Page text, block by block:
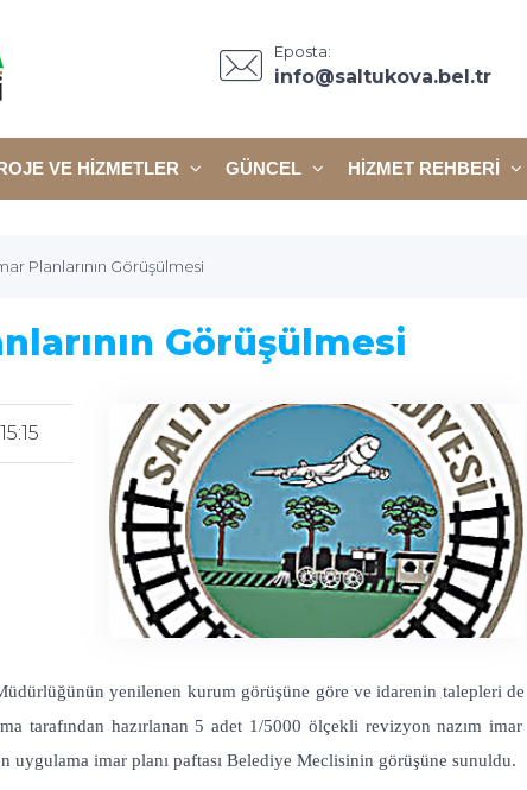
Eposta:
info@saltukova.bel.tr
VE HIZMETLER GÜNCEL HIZMET REHBERI
Planlarının Görüşülmesi
Görüşülmesi
yenilenen kurum görüşüne göre ve idarenin talepleri de
tarafından hazırlanan 5 adet 1/5000 ölçekli revizyon nazım imar
uygulama imar planı paftası Belediye Meclisinin görüşüne sunuldu.